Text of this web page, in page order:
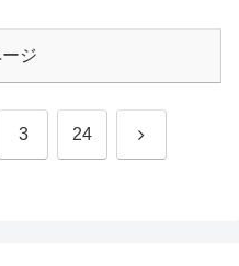
ジ
3 24 次